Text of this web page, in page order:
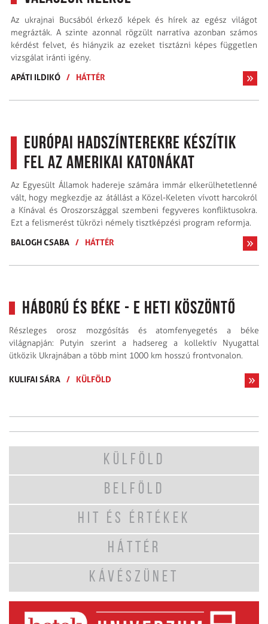
Az ukrajnai Bucsából érkező képek és hírek az egész világot
megrázták. A szinte azonnal rögzült narratíva azonban számos
kérdést felvet, és hiányzik az ezeket tisztázni képes független
vizsgálat iránti igény.
APÁTI ILDIKÓ / HÁTTÉR
Európai hadszínterekre készítik
fel az amerikai katonákat
Az Egyesült Államok hadereje számára immár elkerülhetetlenné
vált, hogy megkezdje az átállást a Közel-Keleten vívott harcokról
a Kínával és Oroszországgal szembeni fegyveres konfliktusokra.
Ezt a felismerést tükrözi némely tisztképzési program reformja.
BALOGH CSABA / HÁTTÉR
Háború és béke - E heti köszöntő
Részleges orosz mozgósítás és atomfenyegetés a béke
világnapján: Putyin szerint a hadsereg a kollektív Nyugattal
ütközik Ukrajnában a több mint 1000 km hosszú frontvonalon.
KULIFAI SÁRA / KÜLFÖLD
KÜLFÖLD
BELFÖLD
HIT ÉS ÉRTÉKEK
HÁTTÉR
KÁVÉSZÜNET